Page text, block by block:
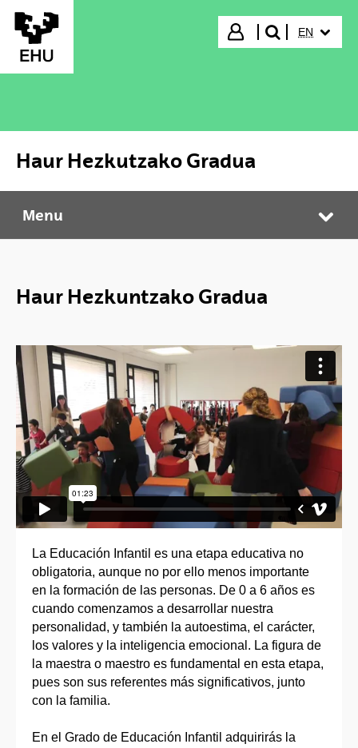
Skip to Main Content
Login
search"
EN
Haur Hezkutzako Gradua
Haur Hezkutzako Gradua
Menu
Haur Hezkuntzako Gradua
La Educación Infantil es una etapa educativa no
obligatoria, aunque no por ello menos importante
en la formación de las personas. De 0 a 6 años es
cuando comenzamos a desarrollar nuestra
personalidad, y también la autoestima, el carácter,
los valores y la inteligencia emocional. La figura de
la maestra o maestro es fundamental en esta etapa,
pues son sus referentes más significativos, junto
con la familia.
En el Grado de Educación Infantil adquirirás la